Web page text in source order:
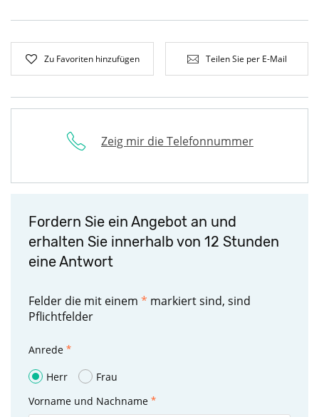
Zu Favoriten hinzufügen Teilen Sie per E-Mail
Zeig mir die Telefonnummer
Fordern Sie ein Angebot an und
erhalten Sie innerhalb von 12 Stunden
eine Antwort
Felder die mit einem * markiert sind, sind
Pflichtfelder
Anrede
Herr
Frau
Vorname und Nachname